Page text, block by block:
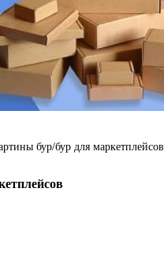
бур/бур для маркетплейсов